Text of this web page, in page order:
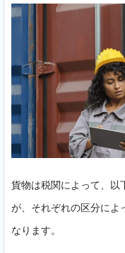
貨物は税関によって、以
が、それぞれの区分によ
なります。